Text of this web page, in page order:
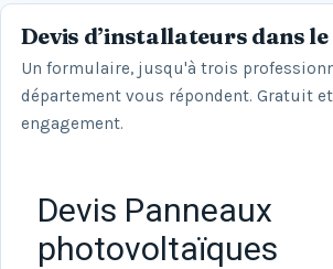
Devis d’installateurs dans
Un formulaire, jusqu'à trois
département vous répondent. Gratuit
engagement.
Devis Panneaux
photovoltaïques